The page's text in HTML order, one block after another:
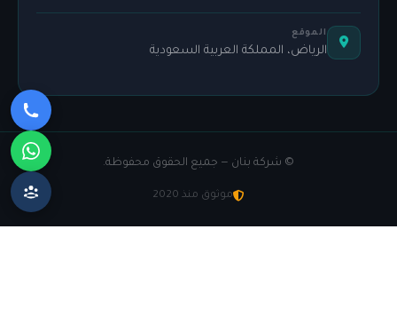
الموقع
الرياض، المملكة العربية السعودية
© شركة بنان — جميع الحقوق محفوظة.
موثوق منذ 2020